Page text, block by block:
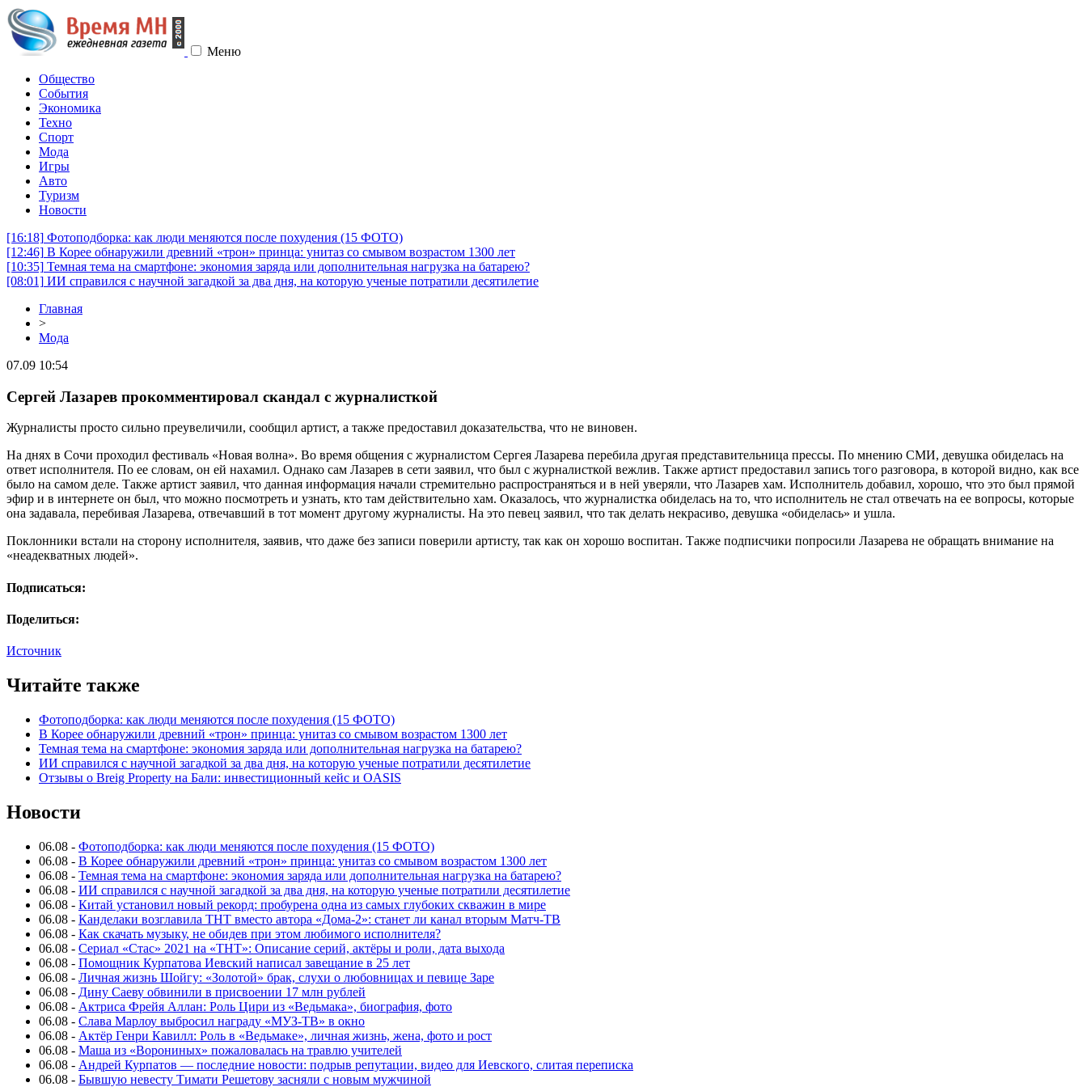
Меню
Общество
События
Экономика
Техно
Спорт
Мода
Игры
Авто
Туризм
Новости
[16:18] Фотоподборка: как люди меняются после похудения (15 ФОТО)
[12:46] В Корее обнаружили древний «трон» принца: унитаз со смывом возрастом 1300 лет
[10:35] Темная тема на смартфоне: экономия заряда или дополнительная нагрузка на батарею?
[08:01] ИИ справился с научной загадкой за два дня, на которую ученые потратили десятилетие
Главная
>
Мода
07.09 10:54
Сергей Лазарев прокомментировал скандал с журналисткой
Журналисты просто сильно преувеличили, сообщил артист, а также предоставил доказательства, что не виновен.
На днях в Сочи проходил фестиваль «Новая волна». Во время общения с журналистом Сергея Лазарева перебила другая представительница прессы. По мнению СМИ, девушка обиделась на
ответ исполнителя. По ее словам, он ей нахамил. Однако сам Лазарев в сети заявил, что был с журналисткой вежлив. Также артист предоставил запись того разговора, в которой видно, как все
было на самом деле. Также артист заявил, что данная информация начали стремительно распространяться и в ней уверяли, что Лазарев хам. Исполнитель добавил, хорошо, что это был прямой
эфир и в интернете он был, что можно посмотреть и узнать, кто там действительно хам. Оказалось, что журналистка обиделась на то, что исполнитель не стал отвечать на ее вопросы, которые
она задавала, перебивая Лазарева, отвечавший в тот момент другому журналисты. На это певец заявил, что так делать некрасиво, девушка «обиделась» и ушла.
Поклонники встали на сторону исполнителя, заявив, что даже без записи поверили артисту, так как он хорошо воспитан. Также подписчики попросили Лазарева не обращать внимание на
«неадекватных людей».
Подписаться:
Поделиться:
Источник
Читайте также
Фотоподборка: как люди меняются после похудения (15 ФОТО)
В Корее обнаружили древний «трон» принца: унитаз со смывом возрастом 1300 лет
Темная тема на смартфоне: экономия заряда или дополнительная нагрузка на батарею?
ИИ справился с научной загадкой за два дня, на которую ученые потратили десятилетие
Отзывы о Breig Property на Бали: инвестиционный кейс и OASIS
Новости
06.08 - Фотоподборка: как люди меняются после похудения (15 ФОТО)
06.08 - В Корее обнаружили древний «трон» принца: унитаз со смывом возрастом 1300 лет
06.08 - Темная тема на смартфоне: экономия заряда или дополнительная нагрузка на батарею?
06.08 - ИИ справился с научной загадкой за два дня, на которую ученые потратили десятилетие
06.08 - Китай установил новый рекорд: пробурена одна из самых глубоких скважин в мире
06.08 - Канделаки возглавила ТНТ вместо автора «Дома-2»: станет ли канал вторым Матч-ТВ
06.08 - Как скачать музыку, не обидев при этом любимого исполнителя?
06.08 - Сериал «Стас» 2021 на «ТНТ»: Описание серий, актёры и роли, дата выхода
06.08 - Помощник Курпатова Иевский написал завещание в 25 лет
06.08 - Личная жизнь Шойгу: «Золотой» брак, слухи о любовницах и певице Заре
06.08 - Дину Саеву обвинили в присвоении 17 млн рублей
06.08 - Актриса Фрейя Аллан: Роль Цири из «Ведьмака», биография, фото
06.08 - Слава Марлоу выбросил награду «МУЗ-ТВ» в окно
06.08 - Актёр Генри Кавилл: Роль в «Ведьмаке», личная жизнь, жена, фото и рост
06.08 - Маша из «Ворониных» пожаловалась на травлю учителей
06.08 - Андрей Курпатов — последние новости: подрыв репутации, видео для Иевского, слитая переписка
06.08 - Бывшую невесту Тимати Решетову засняли с новым мужчиной